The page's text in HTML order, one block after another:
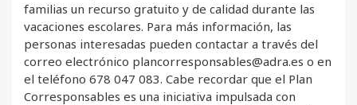
familias un recurso gratuito y de calidad durante las
vacaciones escolares. Para más información, las
personas interesadas pueden contactar a través del
correo electrónico plancorresponsables@adra.es o en
el teléfono 678 047 083. Cabe recordar que el Plan
Corresponsables es una iniciativa impulsada con